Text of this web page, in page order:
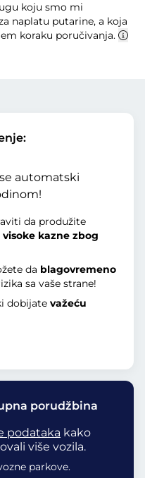
koju smo mi
naplatu putarine, a koja
koraku poručivanja.
porudžbina
podataka kako
više vozila.
parkove.
automatski
da produžite
visoke kazne zbog
da blagovremeno
sa vaše strane!
dobijatevažeću